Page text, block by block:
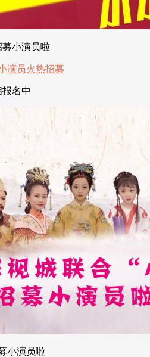
小演员啦
名中
小演员啦